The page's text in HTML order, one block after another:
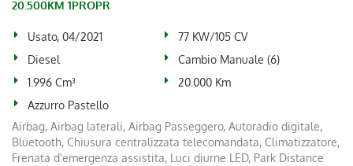
20.500KM 1PROPR
Usato, 04/2021
77 KW/105 CV
Diesel
Cambio Manuale (6)
1.996 Cm³
20.000 Km
Azzurro Pastello
Airbag, Airbag laterali, Airbag Passeggero, Autoradio digitale,
Bluetooth, Chiusura centralizzata telecomandata, Climatizzatore,
Frenata d'emergenza assistita, Luci diurne LED, Park Distance